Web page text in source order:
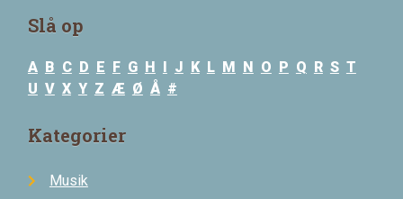
Slå op
A B C D E F G H I J K L M N O P Q R S T
U V X Y Z Æ Ø Å #
Kategorier
Musik